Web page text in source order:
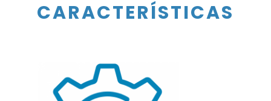
CARACTERÍSTICAS